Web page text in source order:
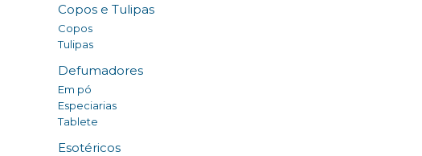
Copos e Tulipas
Copos
Tulipas
Defumadores
Em pó
Especiarias
Tablete
Esotéricos